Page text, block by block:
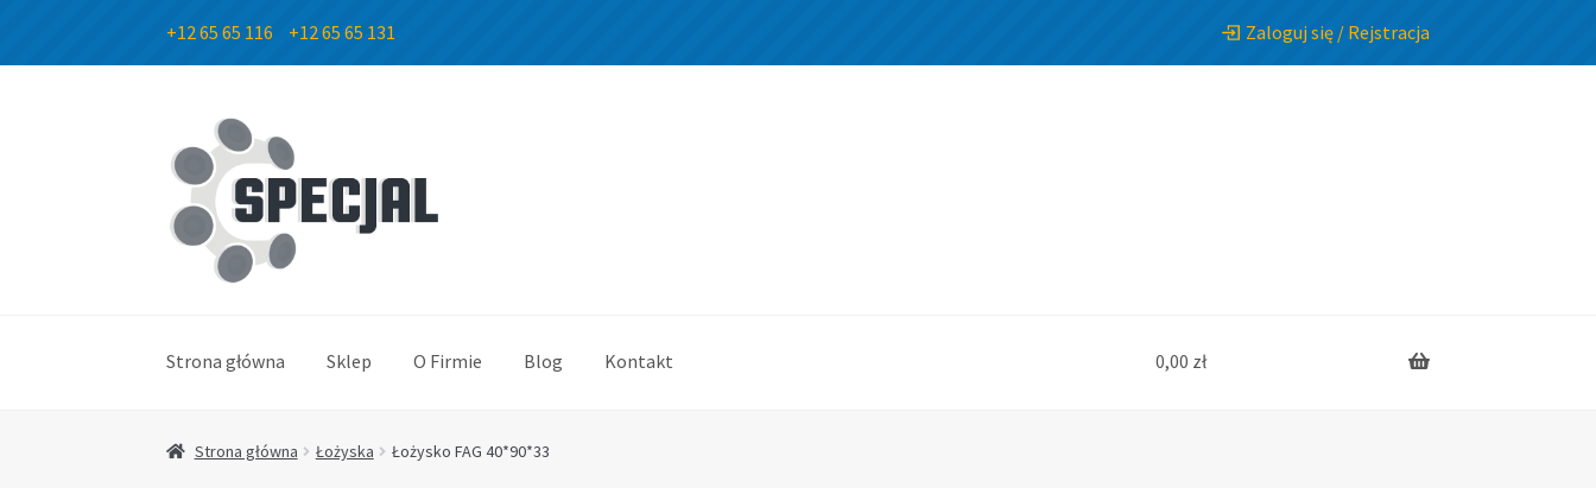
+12 65 65 116 +12 65 65 131 Zaloguj się / Rejstracja
Przejdź
do
nawigacji
Przejdź
do
treści
Strona główna Sklep O Firmie Blog Kontakt 0,00 zł
Strona główna Łożyska Łożysko FAG 40*90*33